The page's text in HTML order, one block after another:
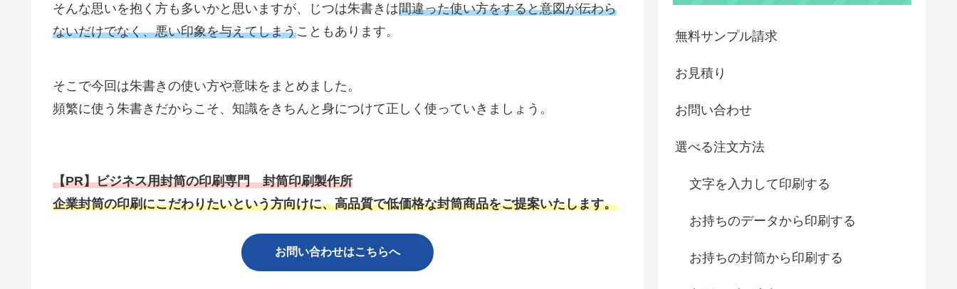
そんな思いを抱く方も多いかと思いますが、じつは朱書きは間違った使い方をすると意図が伝わら
ないだけでなく、悪い印象を与えてしまうこともあります。
そこで今回は朱書きの使い方や意味をまとめました。
頻繁に使う朱書きだからこそ、知識をきちんと身につけて正しく使っていきましょう。
【PR】ビジネス用封筒の印刷専門 封筒印刷製作所
企業封筒の印刷にこだわりたいという方向けに、高品質で低価格な封筒商品をご提案いたします。
お問い合わせはこちらへ
無料サンプル請求
お見積り
お問い合わせ
選べる注文方法
文字を入力して印刷する
お持ちのデータから印刷する
お持ちの封筒から印刷する